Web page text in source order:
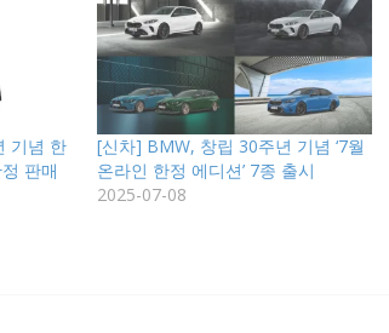
기념 한
판매
[신차] BMW, 창립 30주년 기념 ‘7월
온라인 한정 에디션’ 7종 출시
2025-07-08